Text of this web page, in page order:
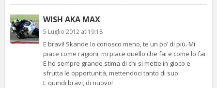
WISH AKA MAX
5 Luglio 2012 at 19:18
E bravi! Skande lo conosco meno, te un po’ di più. Mi
piace come ragioni, mi piace quello che fai e come lo fai.
E ho sempre grande stima di chi si mette in gioco e
sfrutta le opportunità, mettendoci tanto di suo.
E quindi bravi, di nuovo!